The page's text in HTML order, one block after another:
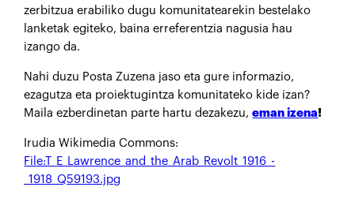
zerbitzua erabiliko dugu komunitatearekin bestelako
lanketak egiteko, baina erreferentzia nagusia hau
izango da.
Nahi duzu Posta Zuzena jaso eta gure informazio,
ezagutza eta proiektugintza komunitateko kide izan?
Maila ezberdinetan parte hartu dezakezu,eman izena!
Irudia Wikimedia Commons:
File:T_E_Lawrence_and_the_Arab_Revolt_1916_-
_1918_Q59193.jpg